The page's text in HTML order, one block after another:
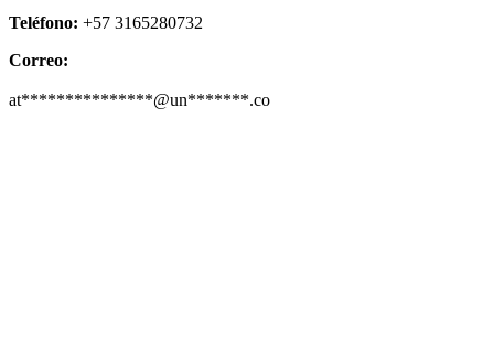
Teléfono: +57 3165280732
Correo:
at***************@un*******.co